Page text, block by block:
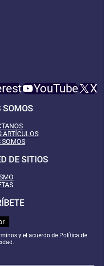
YouTube X
SOMOS
ARTÍCULOS
SOMOS
DE SITIOS
y el acuerdo de Política de